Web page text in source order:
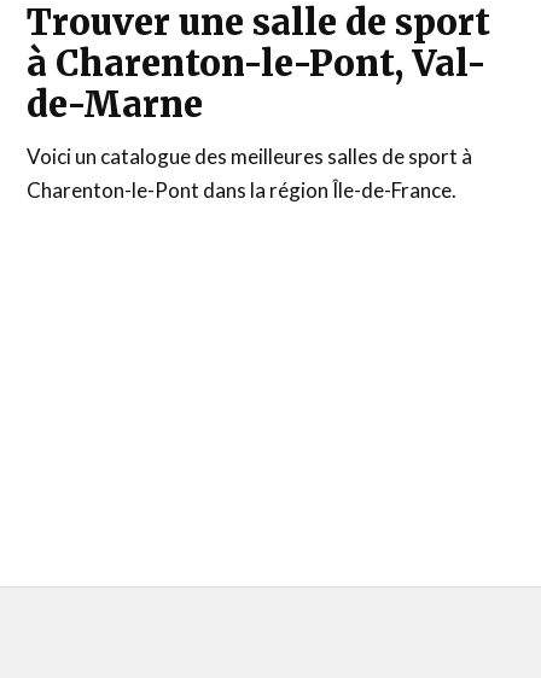
Trouver une salle de sport
à Charenton-le-Pont, Val-
de-Marne
Voici un catalogue des meilleures salles de sport à
Charenton-le-Pont dans la région Île-de-France.